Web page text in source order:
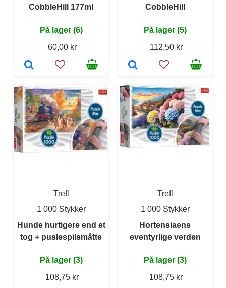
CobbleHill 177ml
På lager (6)
60,00 kr
CobbleHill
På lager (5)
112,50 kr
Trefl
1 000 Stykker
Hunde hurtigere end et
tog + puslespilsmåtte
På lager (3)
108,75 kr
Trefl
1 000 Stykker
Hortensiaens
eventyrlige verden
På lager (3)
108,75 kr